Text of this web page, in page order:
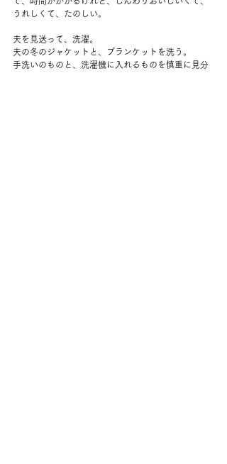
うれしくて、たのしい。
夫を見送って、洗濯。
夫の冬のジャケットと、ブランケットを洗う。
手洗いのものと、洗濯機に入れるものを慎重に見分